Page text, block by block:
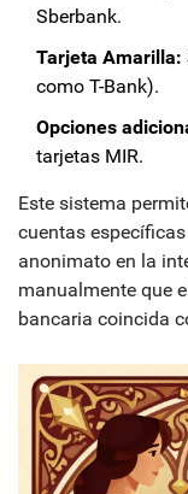
Sberbank.
Tarjeta Amarilla:
como T-Bank).
Opciones
tarjetas MIR.
Este sistema
cuentas
anonimato en la
manualmente que
bancaria coincida